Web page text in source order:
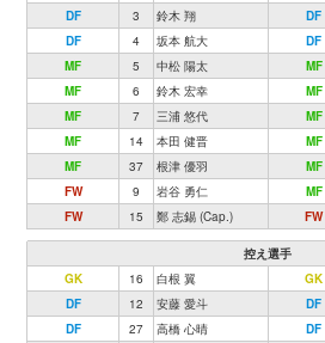
DF
3 鈴木 翔 DF
DF
4 坂本 航大 DF
MF
5 中松 陽太 MF
MF
6 鈴木 宏幸 MF
MF
7 三浦 悠代 MF
MF
14 本田 健晋 MF
MF
37 根津 優羽 MF
FW
9 岩谷 勇仁 MF
FW
15 鄭 志錫 (Cap.) FW
控え選手
GK
16 白根 翼 GK
DF
12 安藤 愛斗 DF
DF
27 高橋 心晴 DF